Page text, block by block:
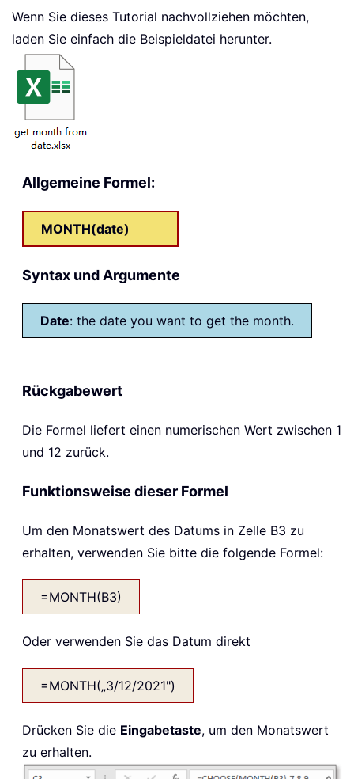
Wenn Sie dieses Tutorial nachvollziehen möchten,
laden Sie einfach die Beispieldatei herunter.
Allgemeine Formel:
MONTH(date)
Syntax und Argumente
Date: the date you want to get the month.
Rückgabewert
Die Formel liefert einen numerischen Wert zwischen 1
und 12 zurück.
Funktionsweise dieser Formel
Um den Monatswert des Datums in Zelle B3 zu
erhalten, verwenden Sie bitte die folgende Formel:
=MONTH(B3)
Oder verwenden Sie das Datum direkt
=MONTH(„3/12/2021")
Drücken Sie die Eingabetaste, um den Monatswert
zu erhalten.